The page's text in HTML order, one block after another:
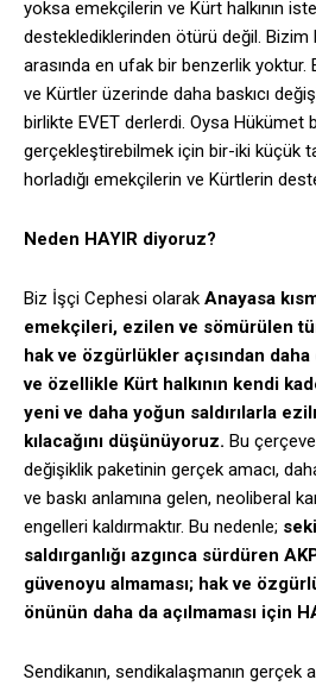
yoksa emekçilerin ve Kürt halkının
desteklediklerinden ötürü değil. Bizim
arasında en ufak bir benzerlik yoktur.
ve Kürtler üzerinde daha baskıcı
birlikte EVET derlerdi. Oysa Hükümet
gerçekleştirebilmek için bir-iki küçük
horladığı emekçilerin ve Kürtlerin
Neden HAYIR diyoruz?
Biz İşçi Cephesi olarak Anayasa
emekçileri, ezilen ve sömürülen
hak ve özgürlükler açısından
ve özellikle Kürt halkının kendi
yeni ve daha yoğun saldırılarla
kılacağını düşünüyoruz. Bu
değişiklik paketinin gerçek amacı,
ve baskı anlamına gelen, neoliberal
engelleri kaldırmaktır. Bu nedenle;
saldırganlığı azgınca sürdüren
güvenoyu almaması; hak ve
önünün daha da açılmaması için
Sendikanın, sendikalaşmanın gerçek